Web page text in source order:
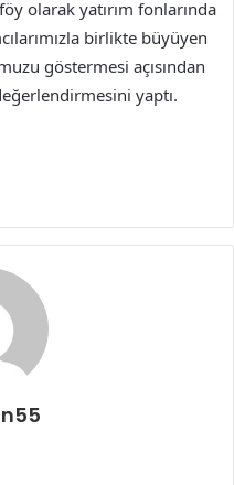
olarak yatırım fonlarında
birlikte büyüyen
göstermesi açısından
yaptı.